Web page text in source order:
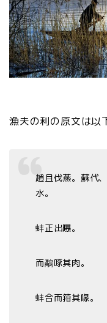
漁夫の利の原文は以
趙且伐燕。蘇代
水。
蚌正出曝。
而鷸啄其肉。
蚌合而箝其喙。